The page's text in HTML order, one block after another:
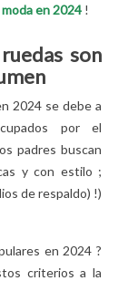
en 2024 !
son
2024 se debe a
por el
padres buscan
y con estilo ;
de respaldo) !)
en 2024 ?
criterios a la